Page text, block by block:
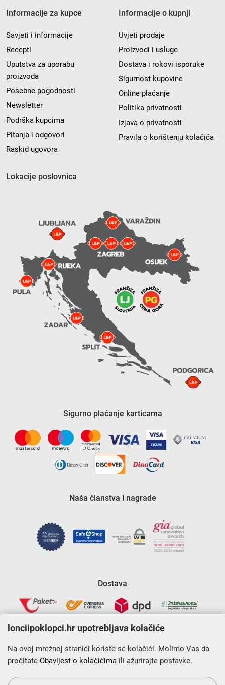
Informacije za kupce
Savjeti i informacije
Recepti
Uputstva za uporabu
proizvoda
Posebne pogodnosti
Newsletter
Podrška kupcima
Pitanja i odgovori
Raskid ugovora
Informacije o kupnji
Uvjeti prodaje
Proizvodi i usluge
Dostava i rokovi isporuke
Sigurnost kupovine
Online plaćanje
Politika privatnosti
Izjava o privatnosti
Pravila o korištenju kolačića
Lokacije poslovnica
Sigurno plaćanje karticama
Naša članstva i nagrade
Dostava
Krajnji primatelj financijskog instrumenta sufinanciranog iz
Europskog fonda za regionalni razvoj u sklopu Operativnog
lonciipoklopci.hr upotrebljava kolačiće
Na ovoj mrežnoj stranici koriste se kolačići. Molimo Vas da
pročitate Obavijest o kolačićima ili ažurirajte postavke.